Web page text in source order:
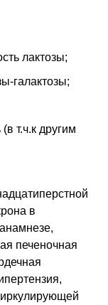
лактозы;
галактозы;
т.ч.к другим
в
печеночная